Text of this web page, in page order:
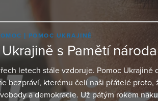
POMOC UKRAJINĚ
s Pamětí národa
letech stále vzdoruje. Pomoc Ukrajině
bezpráví, kterému čelí naši přátelé proto,
a demokracie. Už pátým rokem